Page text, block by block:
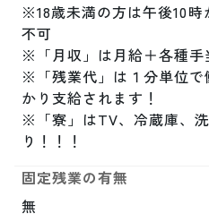
※18歳未満の方は午後10
不可
※「月収」は月給＋各種手
※「残業代」は１分単位で
かり支給されます！
※「寮」はTV、冷蔵庫、
り！！！
固定残業の有無
無